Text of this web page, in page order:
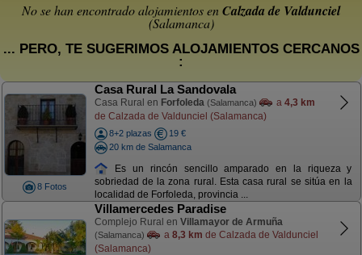
No se han encontrado alojamientos enCalzada de Valdunciel
(Salamanca)
... PERO, TE SUGERIMOS ALOJAMIENTOS CERCANOS
:
8 Fotos
Casa Rural La Sandovala
Casa Rural en Forfoleda (Salamanca) a 4,3 km
de Calzada de Valdunciel (Salamanca)
8+2 plazas
19 €
20 km de Salamanca
Es un rincón sencillo amparado en la riqueza y
sobriedad de la zona rural. Esta casa rural se sitúa en la
localidad de Forfoleda, provincia ...
Villamercedes Paradise
Complejo Rural en Villamayor de Armuña
(Salamanca) a 8,3 km de Calzada de Valdunciel
(Salamanca)